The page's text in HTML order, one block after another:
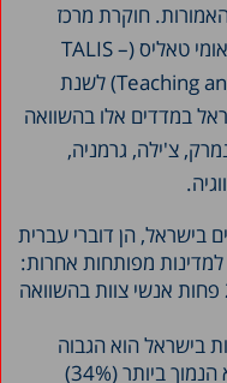
חוקרת מרכז
טאוב ניתחה את תוצאות הסקר הבין-לאומי טאליס (TALIS –
Teaching and Learning International Survey) לשנת
במדדים אלו בהשוואה
צ'ילה, גרמניה,
בישראל, הן דוברי עברית
למדינות מפותחות אחרות:
בישראל 50% יותר ילדים ו-23% פחות אנשי צוות בהשוואה
בישראל הוא הגבוה
ביותר (45%) ושיעור הגננות הוא הנמוך ביותר (34%)